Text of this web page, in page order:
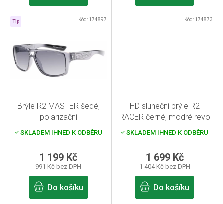
Tip
Brýle R2 MASTER šedé,
polarizační
SKLADEM IHNED K ODBĚRU
991 Kč bez DPH
1 199 Kč
Do košíku
Kód: 174897
HD sluneční brýle R2
RACER černé, modré revo
SKLADEM IHNED K ODBĚRU
1 404 Kč bez DPH
1 699 Kč
Do košíku
Kód: 174873